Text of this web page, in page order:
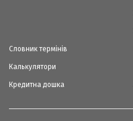
Словник термінів
Калькулятори
Кредитна дошка